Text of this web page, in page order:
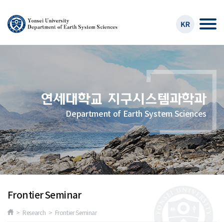
Department of Earth System Sciences
Frontier Seminar
> Research > Frontier Seminar